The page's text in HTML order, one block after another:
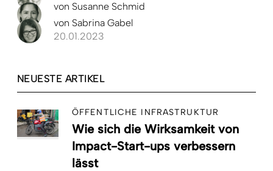
von Susanne Schmid
von Sabrina Gabel
20.01.2023
NEUESTE ARTIKEL
ÖFFENTLICHE INFRASTRUKTUR
Wie sich die Wirksamkeit von
Impact-Start-ups verbessern
lässt